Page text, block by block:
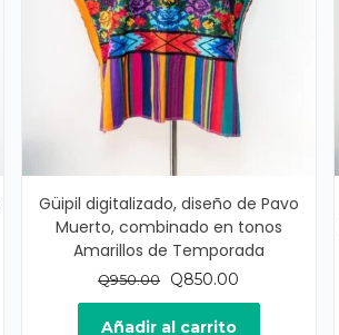
Güipil digitalizado, diseño de Pavo
Muerto, combinado en tonos
Amarillos de Temporada
Q950.00
El
precio
original
Q850.00
precio
Añadir al carrito